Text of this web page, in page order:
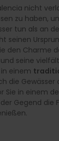
nicht
zu haben,
tun als an
seinen
den Charme
und seine
einem
die Gewässer
Sie in einem
Gegend die